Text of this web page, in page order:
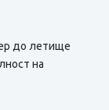
до летище
на